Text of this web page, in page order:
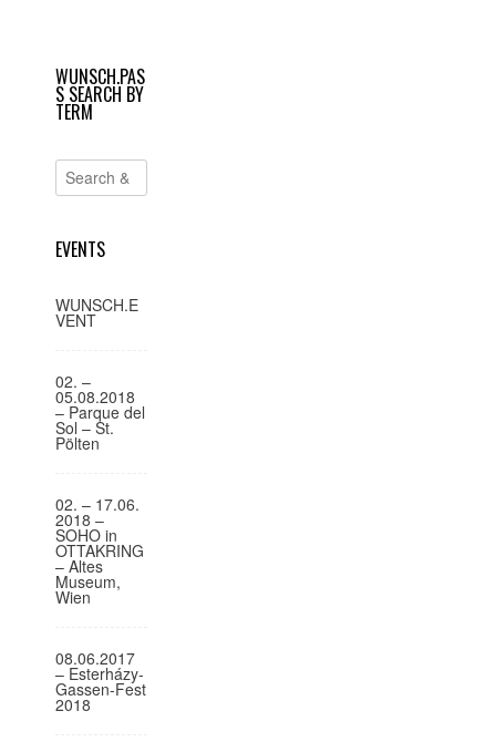
t
r
a
g
a
v
g
a
t
o
n
WUNSCH.PAS
S SEARCH BY
TERM
EVENTS
WUNSCH.E
VENT
02. –
05.08.2018
– Parque del
Sol – St.
Pölten
02. – 17.06.
2018 –
SOHO in
OTTAKRING
– Altes
Museum,
Wien
08.06.2017
– Esterházy-
Gassen-Fest
2018